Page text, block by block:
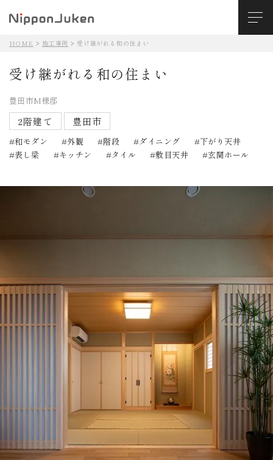
HOME 施工事例 受け継がれる和の住まい
受け継がれる和の住まい
豊田市M様邸
2階建て 豊田市
和モダン 外観 階段 ダイニング
下がり天井
表し梁
キッチン タイル 敷目天井 玄関ホール